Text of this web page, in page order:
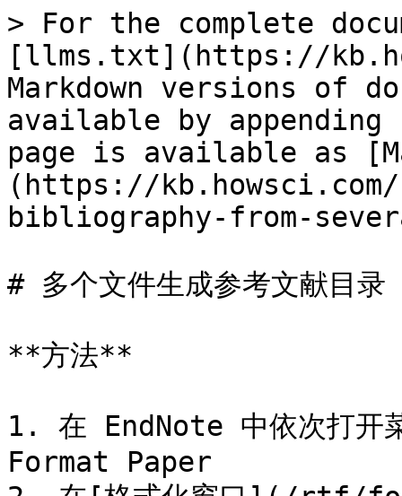
> For the complete
[llms.txt](https://
Markdown versions of
available by
page is available as
(https://
bibliography-from-
# 多个文件生成参考文献目录
**方法**
1. 在 EndNote 中依次打
Format Paper